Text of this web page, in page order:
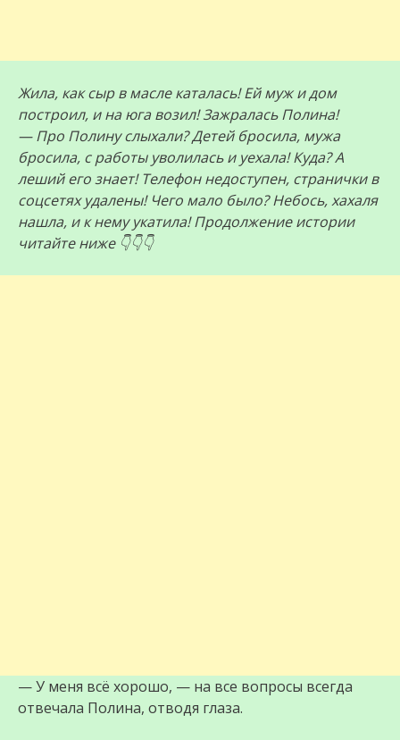
Жила, как сыр в масле каталась! Ей муж и дом
построил, и на юга возил! Зажралась Полина!
— Про Полину слыхали? Детей бросила, мужа
бросила, с работы уволилась и уехала! Куда? А
леший его знает! Телефон недоступен, странички в
соцсетях удалены! Чего мало было? Небось, хахаля
нашла, и к нему укатила! Продолжение истории
читайте ниже 👇👇👇
— У меня всё хорошо, — на все вопросы всегда
отвечала Полина, отводя глаза.